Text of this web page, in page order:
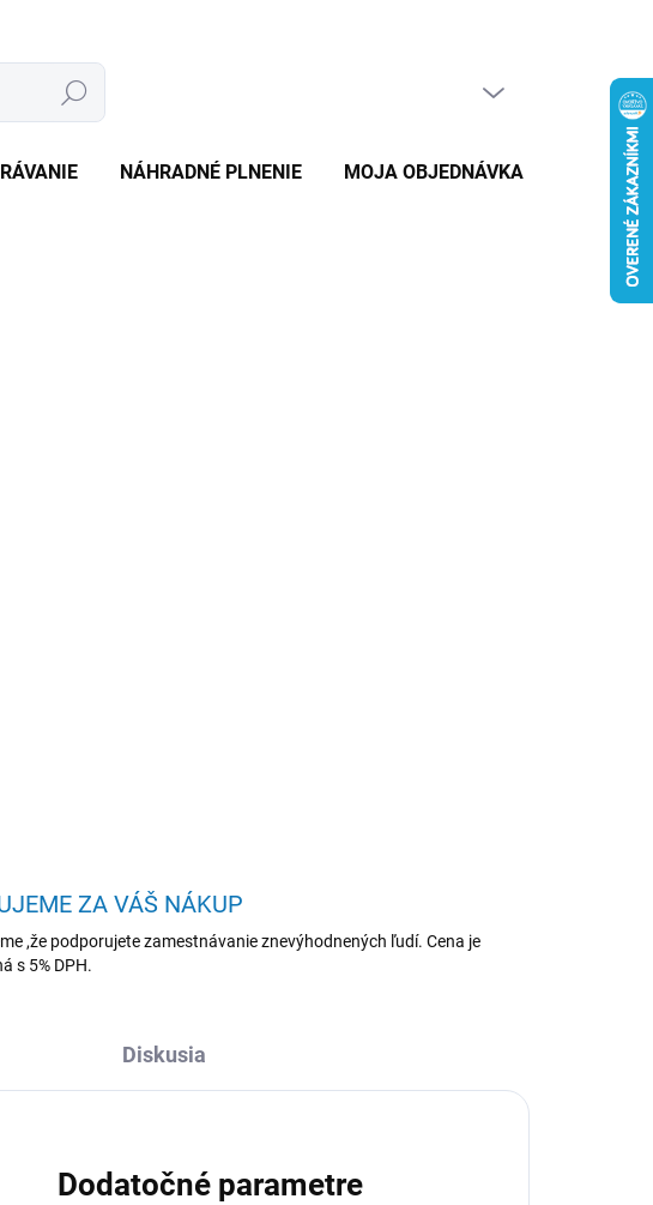
Hľadať
NÁHRADNÉ PLNENIE MOJA OBJEDNÁVKA ZNAČKY
ZA VÁŠ NÁKUP
,že podporujete zamestnávanie znevýhodnených ľudí. Cena je
s 5% DPH.
Diskusia
Dodatočné parametre